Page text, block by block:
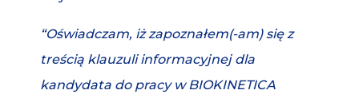
“Oświadczam, iż zapoznałem(-am) się z
treścią klauzuli informacyjnej dla
kandydata do pracy w BIOKINETICA